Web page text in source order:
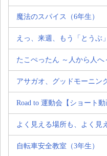
魔法のスパイス（6年生）
えっ、来週、もう「とうぶ
たこぺったん ～人から人へ
アサガオ、グッドモーニン
Road to 運動会【ショート動
よく見える場所も、よく見
自転車安全教室（3年生）